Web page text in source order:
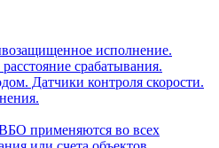
исполнение.
срабатывания.
Датчики контроля скорости.
применяются во всех